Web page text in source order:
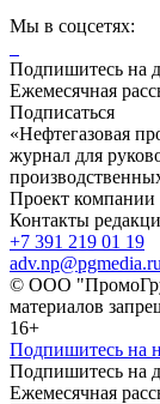
Мы в соцсетях:
Подпишитесь на
Ежемесячная
Подписаться
«Нефтегазовая
журнал для
Проект компании
Контакты
+7 391 219 01 19
adv.np@pgmedia.ru
© ООО
материалов
16+
Подпишитесь на
Подпишитесь на
Ежемесячная